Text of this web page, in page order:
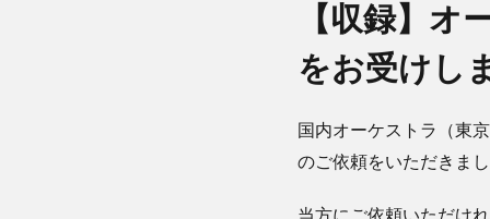
【収録】オ
をお受けし
国内オーケストラ（東
のご依頼をいただきま
当方にご依頼いただけ